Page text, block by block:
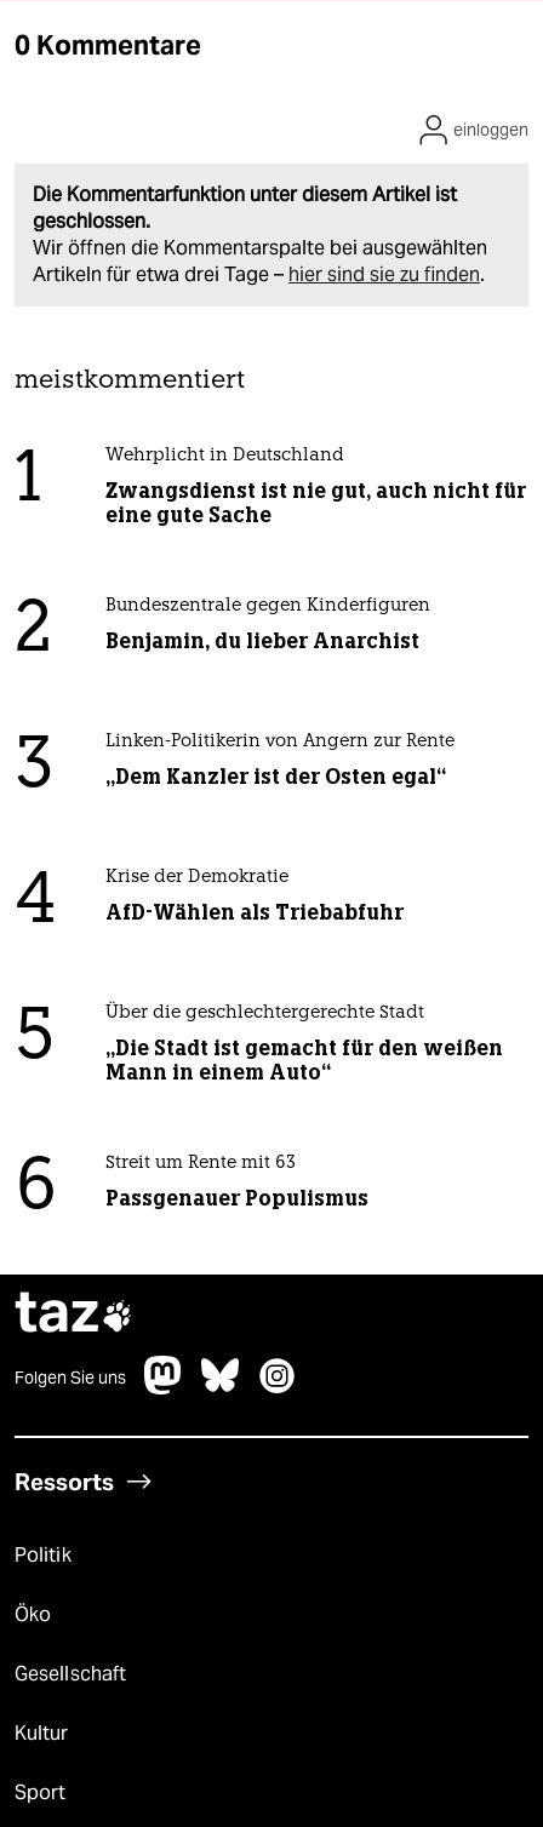
0 Kommentare
Die Kommentarfunktion unter diesem Artikel ist
geschlossen.
Wir öffnen die Kommentarspalte bei ausgewählten
Artikeln für etwa drei Tage – hier sind sie zu finden.
einloggen
meistkommentiert
1 Wehrplicht in Deutschland
Zwangsdienst ist nie gut, auch nicht für
eine gute Sache
2 Bundeszentrale gegen Kinderfiguren
Benjamin, du lieber Anarchist
3 Linken-Politikerin von Angern zur Rente
„Dem Kanzler ist der Osten egal“
4 Krise der Demokratie
AfD-Wählen als Triebabfuhr
5 Über die geschlechtergerechte Stadt
„Die Stadt ist gemacht für den weißen
Mann in einem Auto“
6 Streit um Rente mit 63
Passgenauer Populismus
taz
Folgen Sie uns
Ressorts
Politik
Öko
Gesellschaft
Kultur
Sport